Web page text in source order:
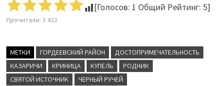
[Голосов: 1 Общий Рейтинг: 5]
Прочитали: 3 422
МЕТКИ ГОРДЕЕВСКИЙ РАЙОН
ДОСТОПРИМЕЧАТЕЛЬНОСТЬ
КАЗАРИЧИ
КРИНИЦА КУПЕЛЬ
РОДНИК
СВЯТОЙ ИСТОЧНИК
ЧЕРНЫЙ РУЧЕЙ